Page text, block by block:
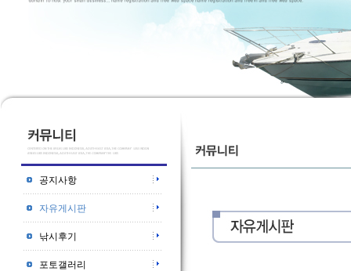
공지사항
자유게시판
낚시후기
포토갤러리